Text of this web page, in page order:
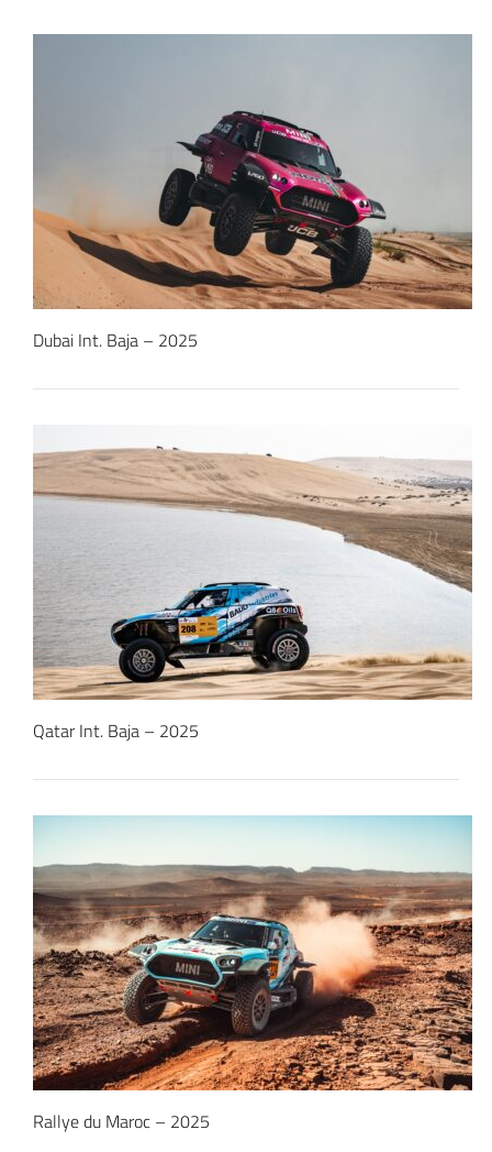
Dubai Int. Baja – 2025
Qatar Int. Baja – 2025
Rallye du Maroc – 2025